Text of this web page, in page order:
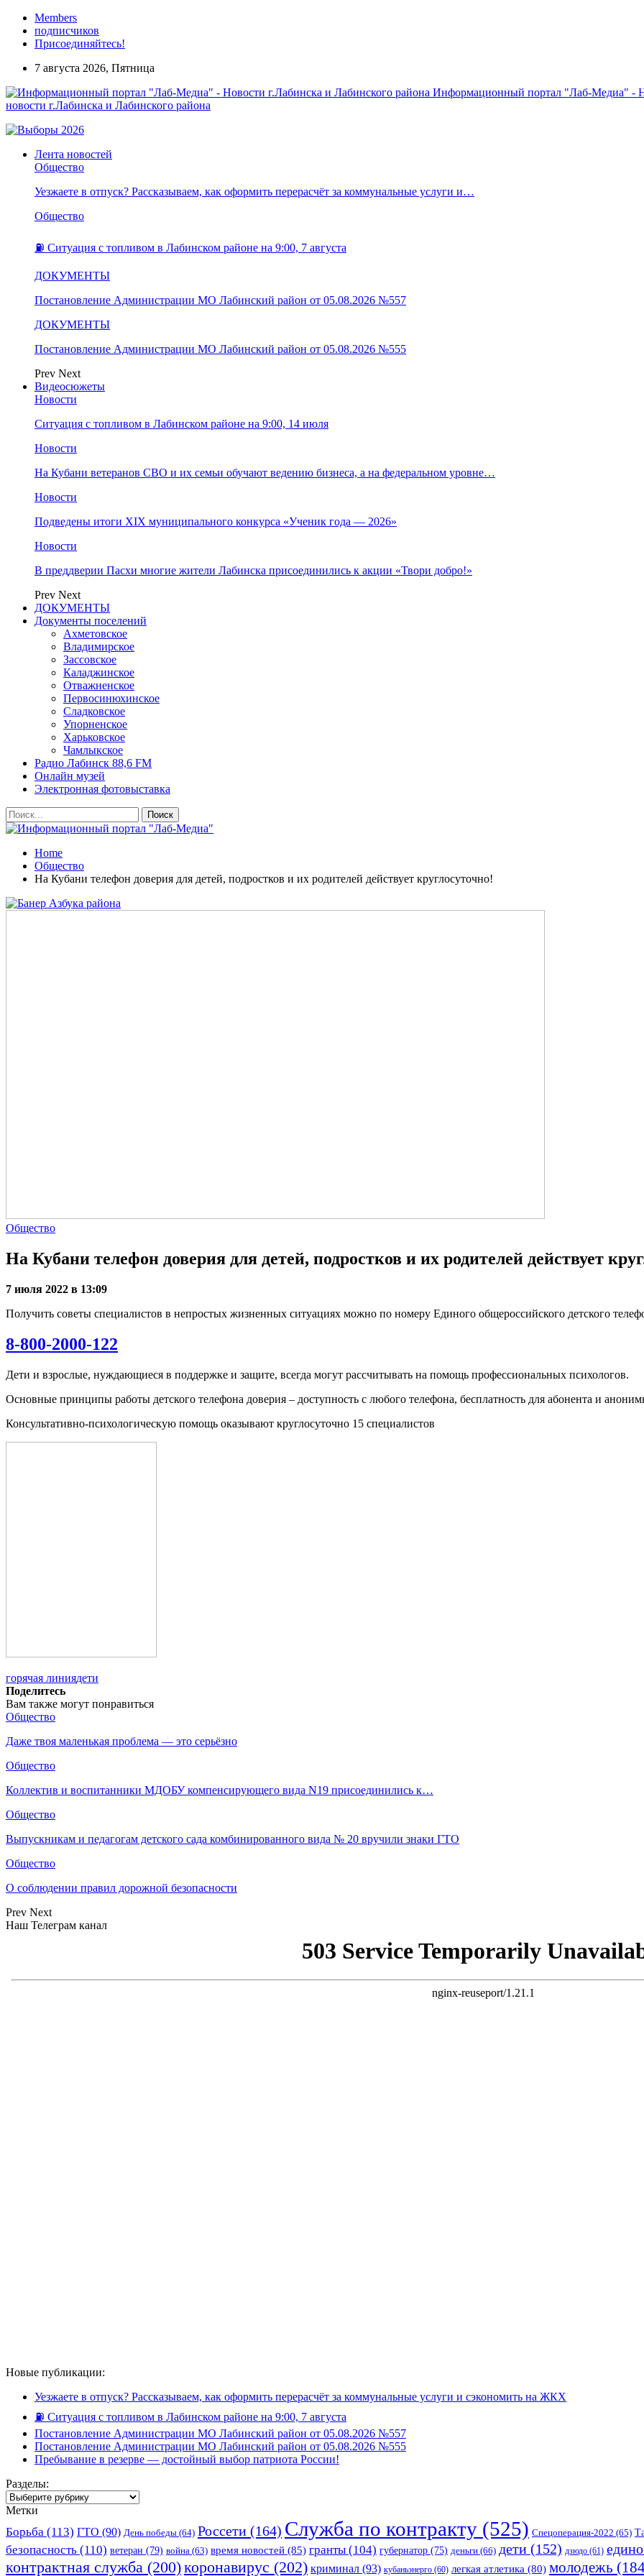
Members
подписчиков
Присоединяйтесь!
7 августа 2026, Пятница
Информационный портал "Лаб-Медиа" -
новости г.Лабинска и Лабинского района
Лента новостей
Общество
Уезжаете в отпуск? Рассказываем, как оформить перерасчёт за коммунальные услуги и…
Общество
⛽️ Ситуация с топливом в Лабинском районе на 9:00, 7 августа
ДОКУМЕНТЫ
Постановление Администрации МО Лабинский район от 05.08.2026 №557
ДОКУМЕНТЫ
Постановление Администрации МО Лабинский район от 05.08.2026 №555
Prev Next
Видеосюжеты
Новости
Ситуация с топливом в Лабинском районе на 9:00, 14 июля
Новости
На Кубани ветеранов СВО и их семьи обучают ведению бизнеса, а на федеральном уровне…
Новости
Подведены итоги XIX муниципального конкурса «Ученик года — 2026»
Новости
В преддверии Пасхи многие жители Лабинска присоединились к акции «Твори добро!»
Prev Next
ДОКУМЕНТЫ
Документы поселений
Ахметовское
Владимирское
Зассовское
Каладжинское
Отважненское
Первосинюхинское
Сладковское
Упорненское
Харьковское
Чамлыкское
Радио Лабинск 88,6 FM
Онлайн музей
Электронная фотовыставка
Home
Общество
На Кубани телефон доверия для детей, подростков и их родителей действует круглосуточно!
Общество
На Кубани телефон доверия для детей, подростков и их родителей действует
7 июля 2022 в 13:09
Получить советы специалистов в непростых жизненных ситуациях можно по номеру Единого общероссийского детского
8-800-2000-122
Дети и взрослые, нуждающиеся в поддержке и защите, всегда могут рассчитывать на помощь профессиональных психологов.
Основные принципы работы детского телефона доверия – доступность с любого телефона, бесплатность для абонента и
Консультативно-психологическую помощь оказывают круглосуточно 15 специалистов
горячая линиядети
Поделитесь
Вам также могут понравиться
Общество
Даже твоя маленькая проблема — это серьёзно
Общество
Коллектив и воспитанники МДОБУ компенсирующего вида N19 присоединились к…
Общество
Выпускникам и педагогам детского сада комбинированного вида № 20 вручили знаки ГТО
Общество
О соблюдении правил дорожной безопасности
Prev Next
Наш Телеграм канал
Новые публикации:
Уезжаете в отпуск? Рассказываем, как оформить перерасчёт за коммунальные услуги и сэкономить на ЖКХ
⛽️ Ситуация с топливом в Лабинском районе на 9:00, 7 августа
Постановление Администрации МО Лабинский район от 05.08.2026 №557
Постановление Администрации МО Лабинский район от 05.08.2026 №555
Пребывание в резерве — достойный выбор патриота России!
Разделы:
Разделы:
Метки
Борьба (113) ГТО (90) День победы (64) Россети (164) Служба по контракту (525) Спецоперация-2022 (65)
безопасность (110) ветеран (79) война (63) время новостей (85) гранты (104) губернатор (75) деньги (66) дети (152) дзюдо (61)
контрактная служба (200)коронавирус (202) криминал (93) кубаньэнерго (60) легкая атлетика (80) молодежь